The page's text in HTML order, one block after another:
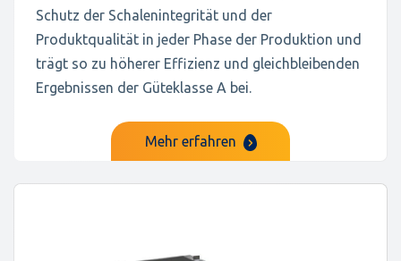
Schutz der Schalenintegrität und der
Produktqualität in jeder Phase der Produktion und
trägt so zu höherer Effizienz und gleichbleibenden
Ergebnissen der Güteklasse A bei.
Mehr erfahren